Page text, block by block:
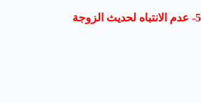
5- عدم الانتباه لحديث الزوجة